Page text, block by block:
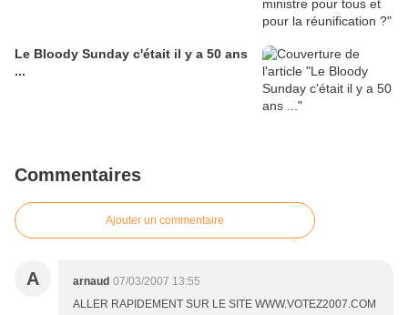
Le Bloody Sunday c'était il y a 50 ans
...
Commentaires
Ajouter un commentaire
A arnaud 07/03/2007 13:55
ALLER RAPIDEMENT SUR LE SITE WWW.VOTEZ2007.COM